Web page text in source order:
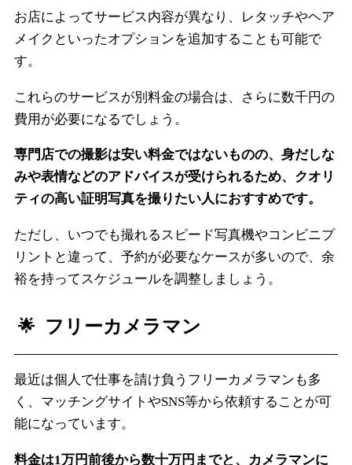
お店によってサービス内容が異なり、レタッチやヘア
メイクといったオプションを追加することも可能で
す。
これらのサービスが別料金の場合は、さらに数千円の
費用が必要になるでしょう。
専門店での撮影は安い料金ではないものの、身だしな
みや表情などのアドバイスが受けられるため、クオリ
ティの高い証明写真を撮りたい人におすすめです。
ただし、いつでも撮れるスピード写真機やコンビニプ
リントと違って、予約が必要なケースが多いので、余
裕を持ってスケジュールを調整しましょう。
フリーカメラマン
最近は個人で仕事を請け負うフリーカメラマンも多
く、マッチングサイトやSNS等から依頼することが可
能になっています。
料金は1万円前後から数十万円までと、カメラマンに